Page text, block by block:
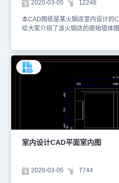
2020-03-05 12246
本CAD图纸是某火锅店室内设计的
给大家介绍了该火锅店的原始墙体
看图王网页版进行在线查看以及距
该CAD图纸的预览图。本CAD图纸
业用途。
室内设计CAD平面室内图
2020-03-05 7744